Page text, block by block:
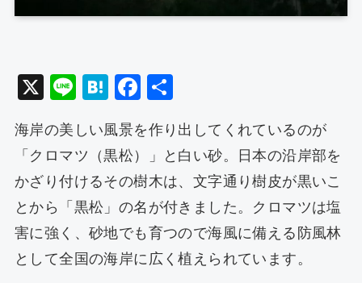
X
Li
e
H
e
n
a
F
c
e
b
o
o
k
海岸の美しい風景を作り出してくれているのが
「クロマツ（黒松）」と白い砂。日本の沿岸部を
かざり付けるその樹木は、文字通り樹皮が黒いこ
とから「黒松」の名が付きました。クロマツは塩
害に強く、砂地でも育つので海風に備える防風林
として全国の海岸に広く植えられています。